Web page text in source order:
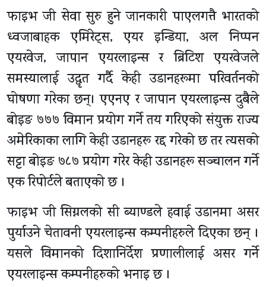
फाइभ जी सेवा सुरु हुने जानकारी पाएलगत्तै भारतको
ध्वजाबाहक एमिरेट्स, एयर इन्डिया, अल निप्पन
एयरवेज, जापान एयरलाइन्स र ब्रिटिश एयरवेजले
समस्यालाई उद्धृत गर्दै केही उडानहरूमा परिवर्तनको
घोषणा गरेका छन्। एएनए र जापान एयरलाइन्स दुबैले
बोइङ ७७७ विमान प्रयोग गर्ने तय गरिएको संयुक्त राज्य
अमेरिकाका लागि केही उडानहरू रद्द गरेको छ तर त्यसको
सट्टा बोइङ ७८७ प्रयोग गरेर केही उडानहरू सञ्चालन गर्ने
एक रिपोर्टले बताएको छ ।
फाइभ जी सिग्नलको सी ब्याण्डले हवाई उडानमा असर
पुर्याउने चेतावनी एयरलाइन्स कम्पनीहरुले दिएका छन् ।
यसले विमानको दिशानिर्देश प्रणालीलाई असर गर्ने
एयरलाइन्स कम्पनीहरुको भनाइ छ ।